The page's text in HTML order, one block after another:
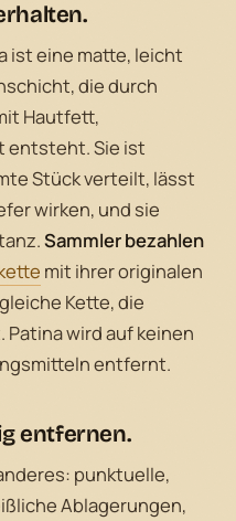
ist eine matte, leicht
die durch
Hautfett,
entsteht. Sie ist
Stück verteilt, lässt
wirken, und sie
Sammler bezahlen
mit ihrer originalen
Kette, die
Patina wird auf keinen
entfernt.
entfernen.
punktuelle,
Ablagerungen,